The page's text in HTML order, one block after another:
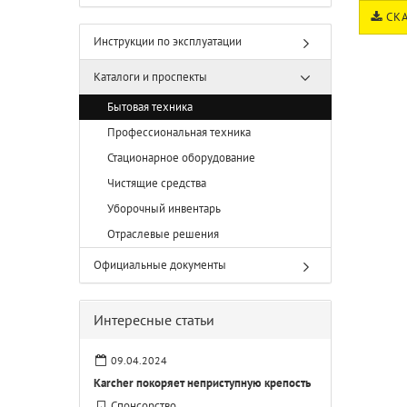
Инструкции по эксплуатации
Каталоги и проспекты
Бытовая техника
Профессиональная техника
Стационарное оборудование
Чистящие средства
Уборочный инвентарь
Отраслевые решения
Официальные документы
Интересные статьи
09.04.2024
Karcher покоряет неприступную крепость